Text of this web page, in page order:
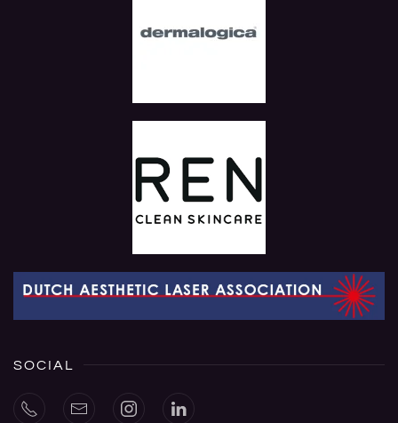
SOCIAL